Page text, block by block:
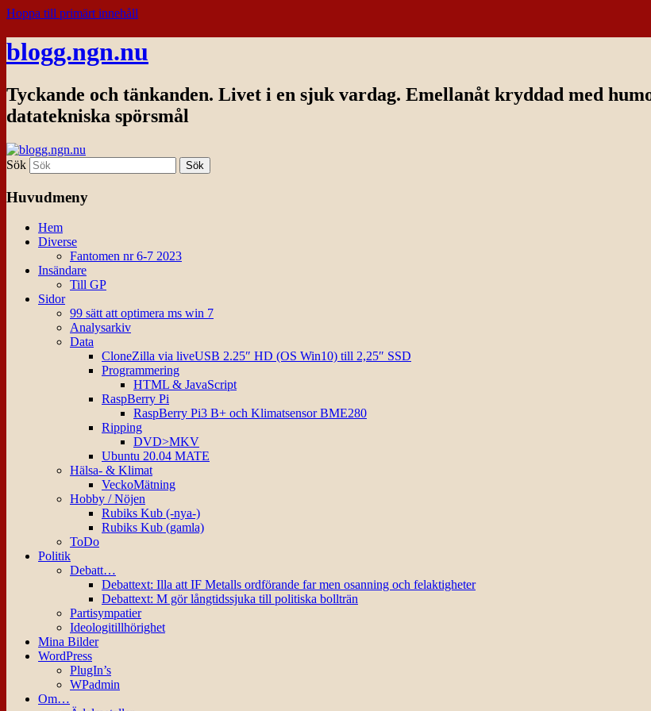
Hoppa till primärt innehåll
blogg.ngn.nu
Tyckande och tänkanden. Livet i en sjuk vardag. Emellanåt kryddad med
datatekniska spörsmål
Sök
Huvudmeny
Hem
Diverse
Fantomen nr 6-7 2023
Insändare
Till GP
Sidor
99 sätt att optimera ms win 7
Analysarkiv
Data
CloneZilla via liveUSB 2.25″ HD (OS Win10) till 2,25″ SSD
Programmering
HTML & JavaScript
RaspBerry Pi
RaspBerry Pi3 B+ och Klimatsensor BME280
Ripping
DVD>MKV
Ubuntu 20.04 MATE
Hälsa- & Klimat
VeckoMätning
Hobby / Nöjen
Rubiks Kub (-nya-)
Rubiks Kub (gamla)
ToDo
Politik
Debatt…
Debattext: Illa att IF Metalls ordförande far men osanning och felaktigheter
Debattext: M gör långtidssjuka till politiska bollträn
Partisympatier
Ideologitillhörighet
Mina Bilder
WordPress
PlugIn’s
WPadmin
Om…